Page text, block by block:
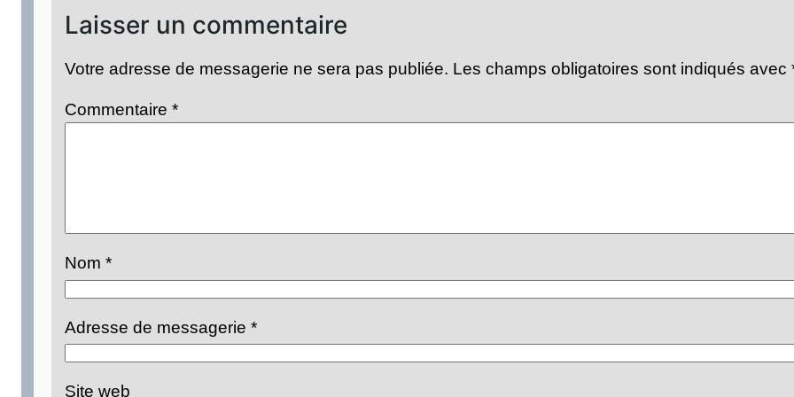
Laisser un commentaire
Votre adresse de messagerie ne sera pas publiée. Les champs obligatoires sont indiqués avec
Commentaire*
Nom*
Adresse de messagerie*
Site web